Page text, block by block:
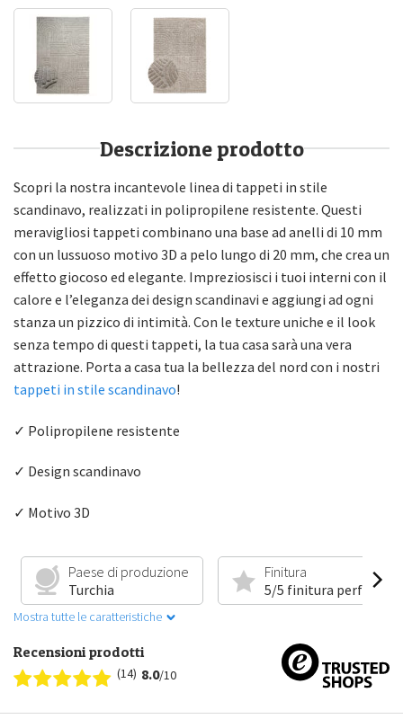
Descrizione prodotto
Scopri la nostra incantevole linea di tappeti in stile
scandinavo, realizzati in polipropilene resistente. Questi
meravigliosi tappeti combinano una base ad anelli di 10 mm
con un lussuoso motivo 3D a pelo lungo di 20 mm, che crea un
effetto giocoso ed elegante. Impreziosisci i tuoi interni con il
calore e l’eleganza dei design scandinavi e aggiungi ad ogni
stanza un pizzico di intimità. Con le texture uniche e il look
senza tempo di questi tappeti, la tua casa sarà una vera
attrazione. Porta a casa tua la bellezza del nord con i nostri
tappeti in stile scandinavo!
✓ Polipropilene resistente
✓ Design scandinavo
✓ Motivo 3D
Paese di produzione
Turchia
Finitura
5/5 finitura perfetta
Mostra tutte le caratteristiche
Recensioni prodotti
(14) 8.0/10